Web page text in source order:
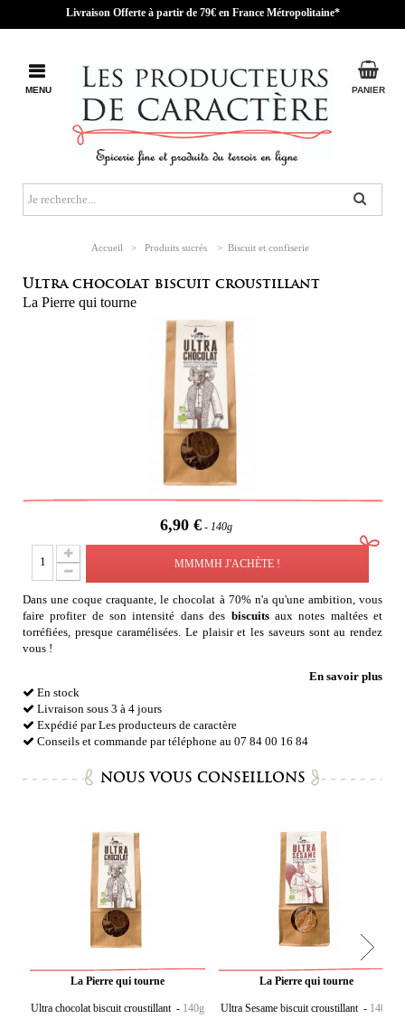
Livraison Offerte à partir de 79€ en France Métropolitaine*
PANIER
MENU
Accueil > Produits sucrés > Biscuit et confiserie
Ultra chocolat biscuit croustillant
La Pierre qui tourne
6,90 € 140g
MMMMH J'ACHÈTE !
Dans une coque craquante, le chocolat à 70% n'a qu'une ambition, vous
faire profiter de son intensité dans des biscuitsaux notes maltées et
torréfiées, presque caramélisées. Le plaisir et les saveurs sont au rendez
vous !
En savoir plus
En stock
Livraison sous 3 à 4 jours
Expédié par Les producteurs de caractère
Conseils et commande par téléphone au 07 84 00 16 84
NOUS VOUS CONSEILLONS
La Pierre qui tourne
Ultra chocolat biscuit croustillant - 140g
La Pierre qui tourne
Ultra Sesame biscuit croustillant - 140g